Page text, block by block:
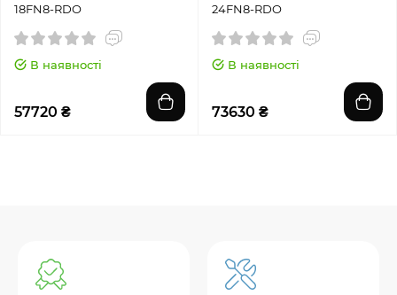
18FN8-RDO
В наявності
57720 ₴
24FN8-RDO
В наявності
73630 ₴